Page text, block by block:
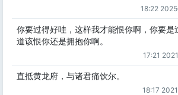
18:22
你要过得好哇，这样我才能恨你啊，你要是
道该恨你还是拥抱你啊。
17:21
直抵黄龙府，与诸君痛饮尔。
18:17